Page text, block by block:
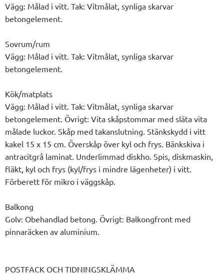
Vägg: Målad i vitt. Tak: Vitmålat, synliga skarvar
betongelement.
Sovrum/rum
Vägg: Målad i vitt. Tak: Vitmålat, synliga skarvar
betongelement.
Kök/matplats
Vägg: Målad i vitt. Tak: Vitmålat, synliga skarvar
betongelement. Övrigt: Vita skåpstommar med släta vita
målade luckor. Skåp med takanslutning. Stänkskydd i vitt
kakel 15 x 15 cm. Överskåp över kyl och frys. Bänkskiva i
antracitgrå laminat. Underlimmad diskho. Spis, diskmaskin,
fläkt, kyl och frys (kyl/frys i mindre lägenheter) i vitt.
Förberett för mikro i väggskåp.
Balkong
Golv: Obehandlad betong. Övrigt: Balkongfront med
pinnaräcken av aluminium.
POSTFACK OCH TIDNINGSKLÄMMA